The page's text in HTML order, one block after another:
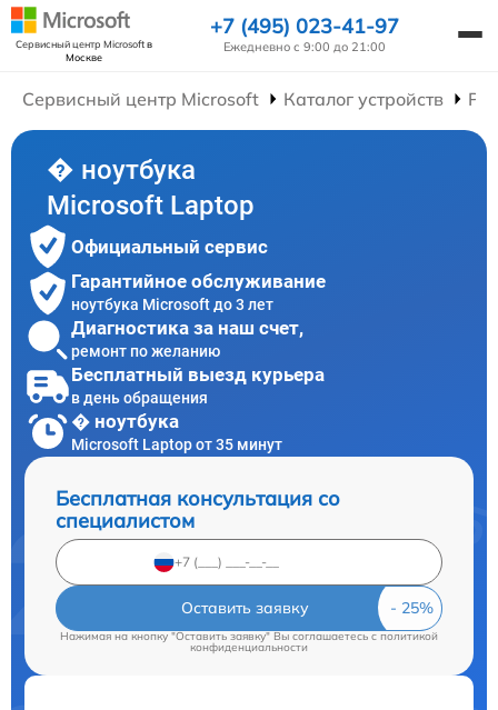
Сервисный центр Microsoftв
Москве
+7 (495) 023-41-97
Ежедневно с 9:00 до 21:00
Сервисный центр Microsoft Каталог устройств
� ноутбука
Microsoft Laptop
Официальный сервис
Гарантийное обслуживание
ноутбука Microsoft до 3 лет
Диагностика за наш счет,
ремонт по желанию
Бесплатный выезд курьера
в день обращения
� ноутбука
Microsoft Laptop от 35 минут
Бесплатная консультация со
специалистом
Оставить заявку
Нажимая на кнопку "Оставить заявку" Вы соглашаетесь cполитикой
конфиденциальности